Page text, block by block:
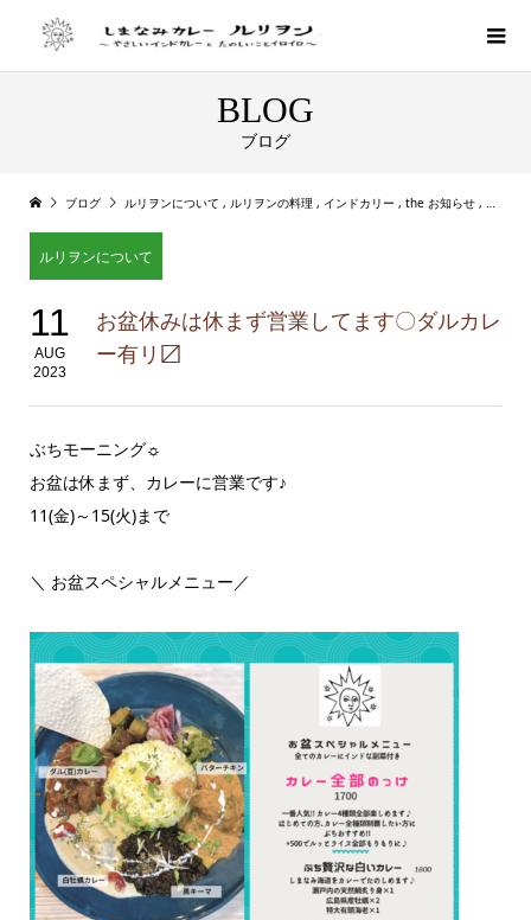
BLOG
ブログ
ブログ ルリヲンについて , ルリヲンの料理 , インドカリー , the お知らせ , 店主ル
ルリヲンについて
11
AUG
2023
お盆休みは休まず営業してます〇ダルカレ
ー有リ〼
ぶちモーニング☼
お盆は休まず、カレーに営業です♪
11(金)～15(火)まで
＼ お盆スペシャルメニュー／